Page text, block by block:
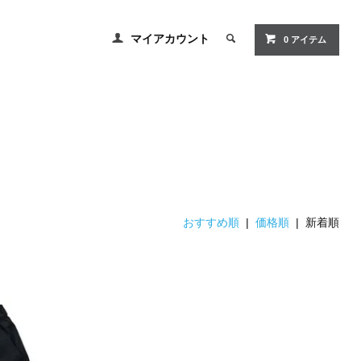
マイアカウント 0 アイテム
おすすめ順 |価格順 | 新着順